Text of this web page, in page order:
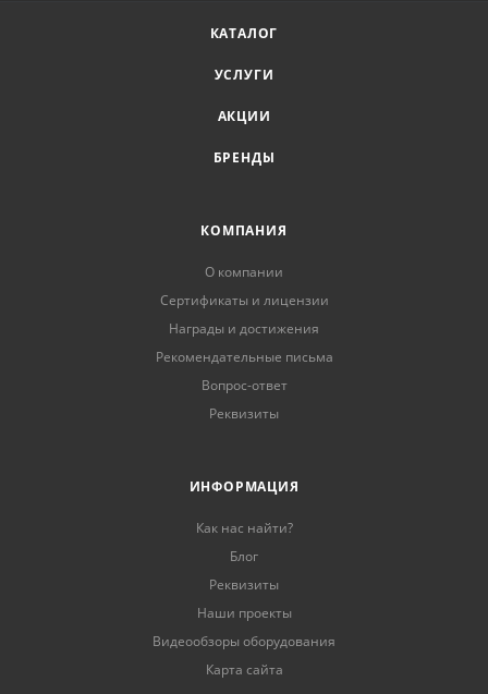
КАТАЛОГ
УСЛУГИ
АКЦИИ
БРЕНДЫ
КОМПАНИЯ
О компании
Сертификаты и лицензии
Награды и достижения
Рекомендательные письма
Вопрос-ответ
Реквизиты
ИНФОРМАЦИЯ
Как нас найти?
Блог
Реквизиты
Наши проекты
Видеообзоры оборудования
Карта сайта